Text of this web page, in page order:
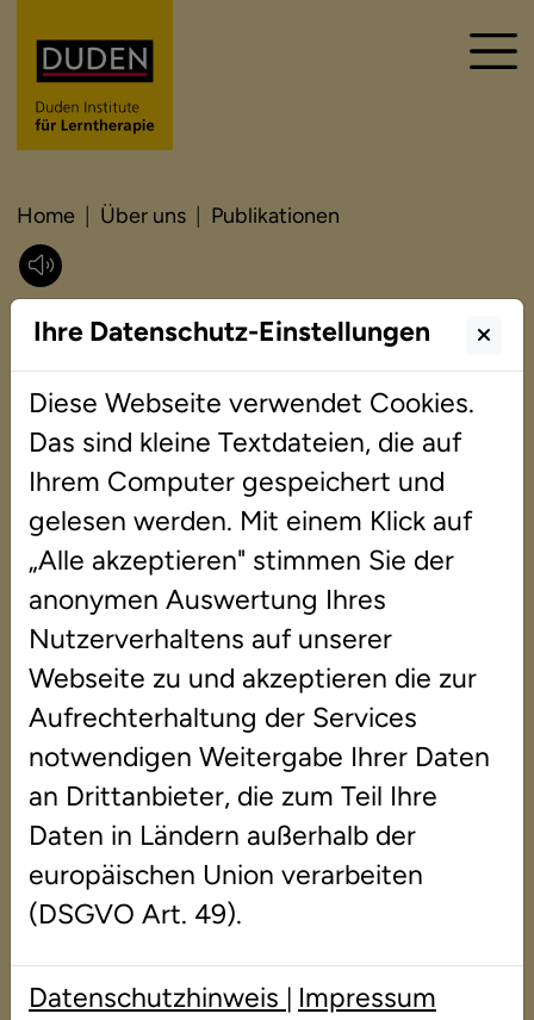
Home Über uns Publikationen
Publikationen
In den Duden Instituten für Lerntherapie
wird auch Forschung betrieben. In unseren
Studien, Fachartikeln und Fachbüchern
beleuchten wir das Gebiet der Lerntherapie.
Folgende Publikationen sind erschienen:
PuLs-Studie
Ihre Datenschutz-Einstellungen
Diese Webseite verwendet Cookies.
Das sind kleine Textdateien, die auf
Ihrem Computer gespeichert und
gelesen werden. Mit einem Klick auf
„Alle akzeptieren" stimmen Sie der
anonymen Auswertung Ihres
Nutzerverhaltens auf unserer
Webseite zu und akzeptieren die zur
Aufrechterhaltung der Services
notwendigen Weitergabe Ihrer Daten
an Drittanbieter, die zum Teil Ihre
Daten in Ländern außerhalb der
europäischen Union verarbeiten
(DSGVO Art. 49).
Datenschutzhinweis | Impressum